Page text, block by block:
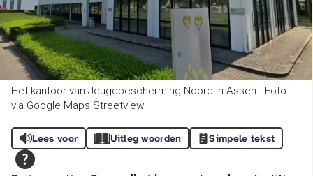
Het kantoor van Jeugdbescherming Noord in Assen - Foto
via Google Maps Streetview
Lees voor Uitleg woorden Simpele tekst